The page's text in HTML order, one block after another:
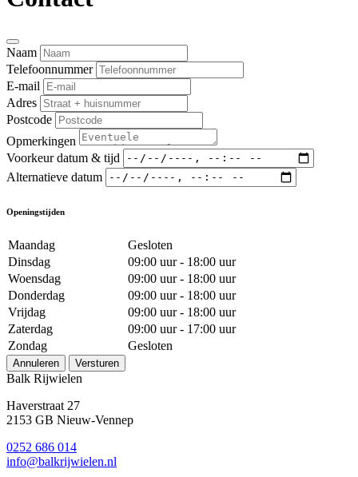
Naam
Telefoonnummer
E-mail
Adres
Postcode
Opmerkingen
Voorkeur datum & tijd
Alternatieve datum
Openingstijden
Maandag
Gesloten
Dinsdag
09:00 uur - 18:00 uur
Woensdag
09:00 uur - 18:00 uur
Donderdag
09:00 uur - 18:00 uur
Vrijdag
09:00 uur - 18:00 uur
Zaterdag
09:00 uur - 17:00 uur
Zondag
Gesloten
Annuleren Versturen
Balk Rijwielen
Haverstraat 27
2153 GB Nieuw-Vennep
0252 686 014
info@balkrijwielen.nl